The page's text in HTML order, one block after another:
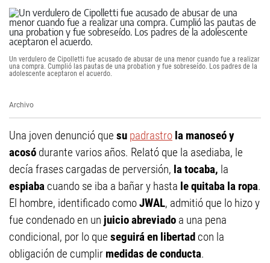
Un verdulero de Cipolletti fue acusado de abusar de una menor cuando fue a realizar
una compra. Cumplió las pautas de una probation y fue sobreseído. Los padres de la
adolescente aceptaron el acuerdo.
Archivo
Una joven denunció que su padrastro la manoseó y
acosó durante varios años. Relató que la asediaba, le
decía frases cargadas de perversión, la tocaba, la
espiaba cuando se iba a bañar y hasta le quitaba la ropa.
El hombre, identificado comoJWAL, admitió que lo hizo y
fue condenado en un juicio abreviado a una pena
condicional, por lo que seguirá en libertad con la
obligación de cumplir medidas de conducta.